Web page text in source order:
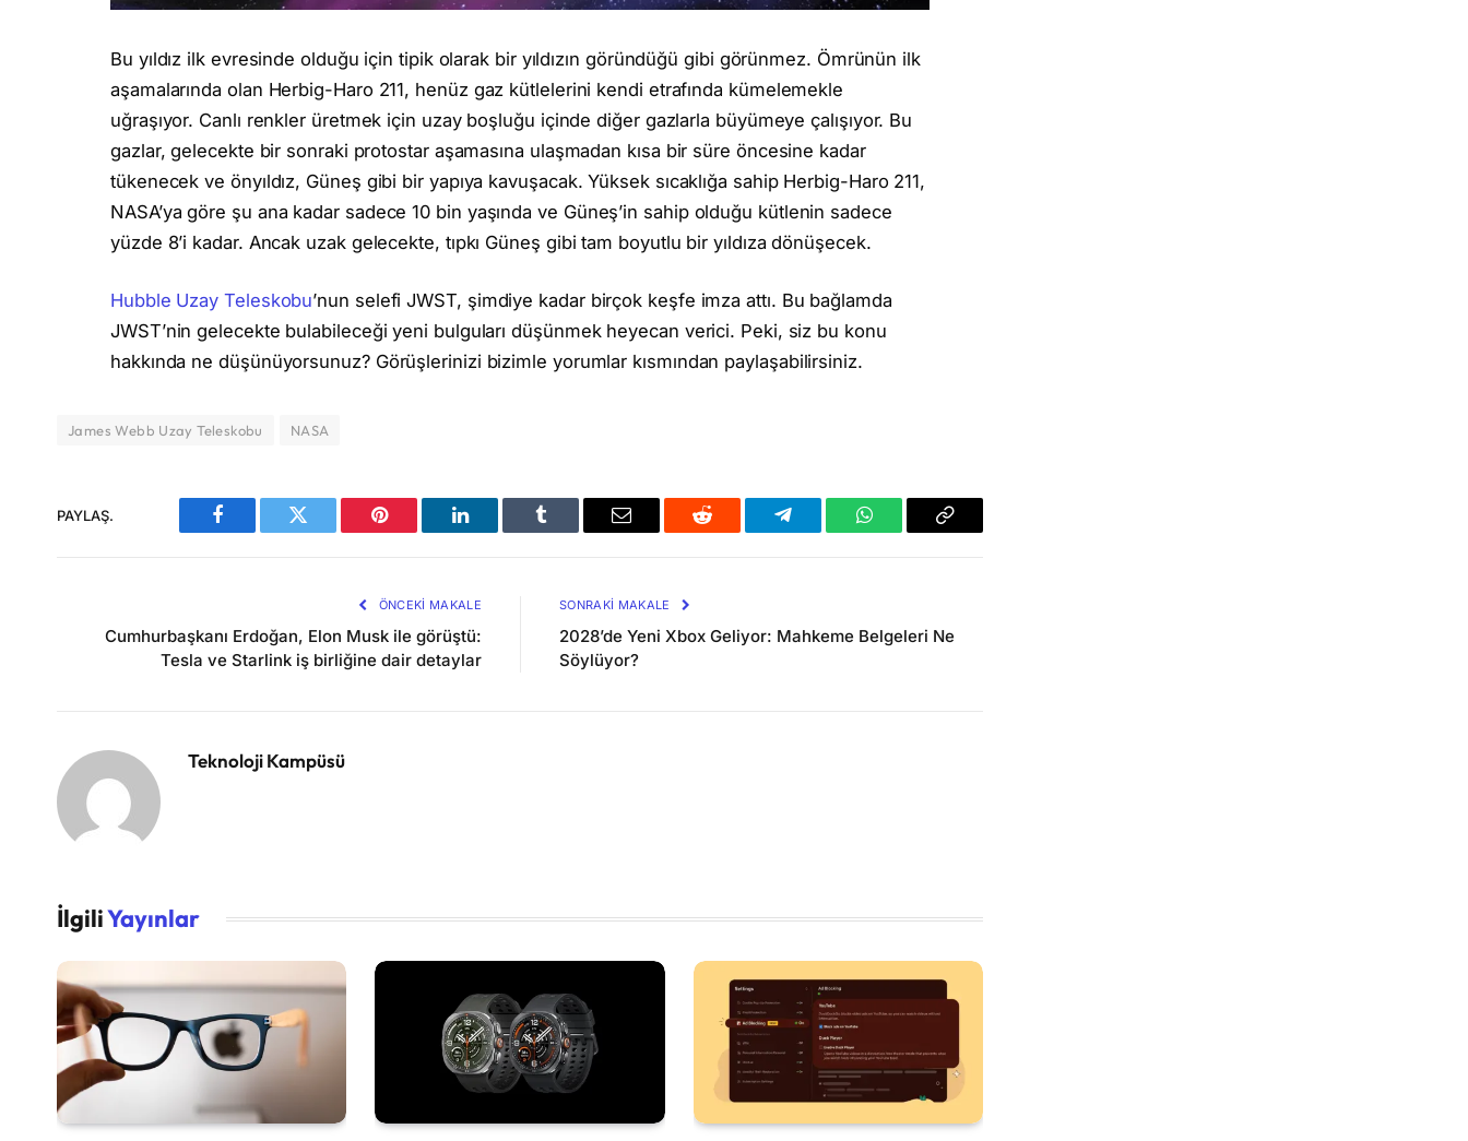
Bu yıldız ilk evresinde olduğu için tipik olarak bir yıldızın göründüğü gibi görünmez. Ömrünün ilk
aşamalarında olan Herbig-Haro 211, henüz gaz kütlelerini kendi etrafında kümelemekle
uğraşıyor. Canlı renkler üretmek için uzay boşluğu içinde diğer gazlarla büyümeye çalışıyor. Bu
gazlar, gelecekte bir sonraki protostar aşamasına ulaşmadan kısa bir süre öncesine kadar
tükenecek ve önyıldız, Güneş gibi bir yapıya kavuşacak. Yüksek sıcaklığa sahip Herbig-Haro 211,
NASA’ya göre şu ana kadar sadece 10 bin yaşında ve Güneş’in sahip olduğu kütlenin sadece
yüzde 8’i kadar. Ancak uzak gelecekte, tıpkı Güneş gibi tam boyutlu bir yıldıza dönüşecek.
Hubble Uzay Teleskobu’nun selefi JWST, şimdiye kadar birçok keşfe imza attı. Bu bağlamda
JWST’nin gelecekte bulabileceği yeni bulguları düşünmek heyecan verici. Peki, siz bu konu
hakkında ne düşünüyorsunuz? Görüşlerinizi bizimle yorumlar kısmından paylaşabilirsiniz.
James Webb Uzay Teleskobu NASA
PAYLAŞ.
Facebook Twitter Pinterest LinkedIn Tumblr Email Reddit Telegram WhatsAppBağlantıyı
ÖNCEKI MAKALE
Cumhurbaşkanı Erdoğan, Elon Musk ile görüştü:
Tesla ve Starlink iş birliğine dair detaylar
SONRAKI MAKALE
2028’de Yeni Xbox Geliyor: Mahkeme Belgeleri Ne
Söylüyor?
Teknoloji Kampüsü
İlgiliYayınlar